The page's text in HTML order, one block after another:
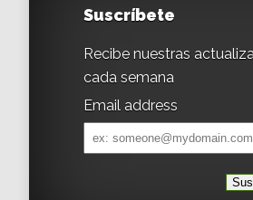
Suscríbete
Recibe nuestras
cada semana
Email address
Email
address